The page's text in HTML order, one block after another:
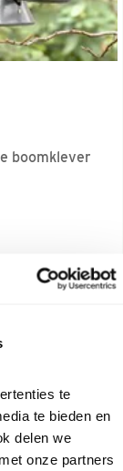
te
te bieden en
delen we
onze partners
boomklever